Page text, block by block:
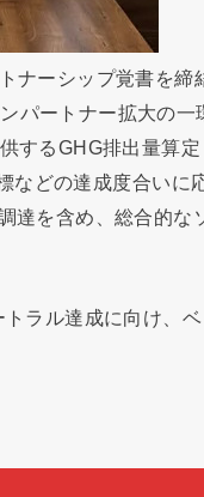
ナーシップ覚書を締
パートナー拡大の一
するGHG排出量算
などの達成度合いに
達を含め、総合的な
ラル達成に向け、